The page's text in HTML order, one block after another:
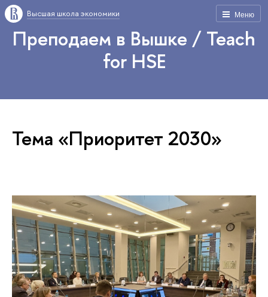
Меню
Высшая школа экономики
Преподаем в Вышке / Teach
for HSE
Тема «Приоритет 2030»